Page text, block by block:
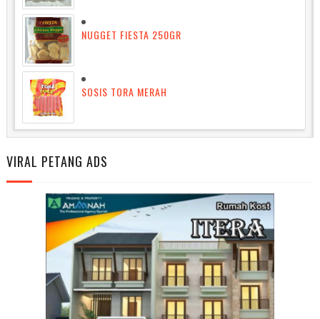
NUGGET FIESTA 250GR
SOSIS TORA MERAH
VIRAL PETANG ADS